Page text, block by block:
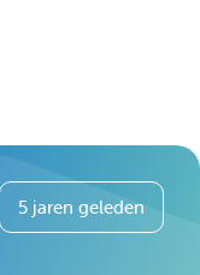
5 jaren geleden